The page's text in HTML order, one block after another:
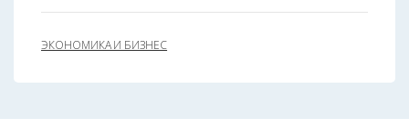
ЭКОНОМИКА И БИЗНЕС